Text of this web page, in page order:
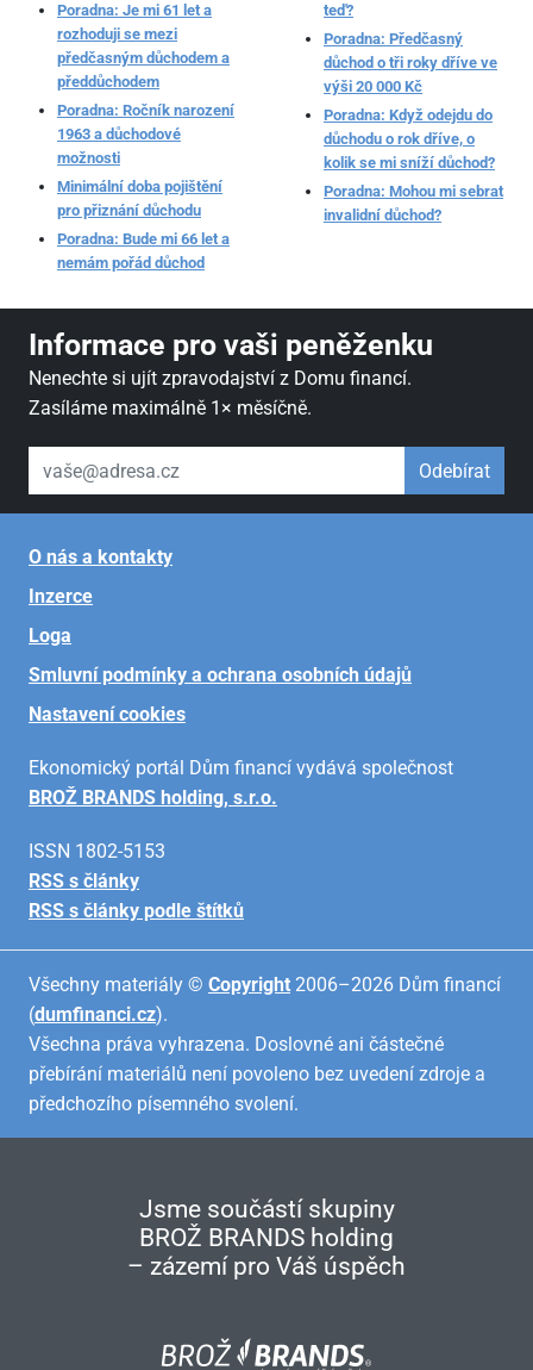
Poradna: Je mi 61 let a
rozhoduji se mezi
předčasným důchodem a
předdůchodem
Poradna: Ročník narození
1963 a důchodové
možnosti
Minimální doba pojištění
pro přiznání důchodu
Poradna: Bude mi 66 let a
nemám pořád důchod
teď?
Poradna: Předčasný
důchod o tři roky dříve ve
výši 20 000 Kč
Poradna: Když odejdu do
důchodu o rok dříve, o
kolik se mi sníží důchod?
Poradna: Mohou mi sebrat
invalidní důchod?
Informace pro vaši peněženku
Nenechte si ujít zpravodajství z Domu financí.
Zasíláme maximálně 1× měsíčně.
váš email Odebírat
O nás a kontakty
Inzerce
Loga
Smluvní podmínky a ochrana osobních údajů
Nastavení cookies
Ekonomický portál Dům financí vydává společnost
BROŽ BRANDS holding, s.r.o.
ISSN 1802-5153
RSS s články
RSS s články podle štítků
Všechny materiály © Copyright 2006–2026 Dům financí
(dumfinanci.cz).
Všechna práva vyhrazena. Doslovné ani částečné
přebírání materiálů není povoleno bez uvedení zdroje a
předchozího písemného svolení.
Jsme součástí skupiny
BROŽ BRANDS holding
– zázemí pro Váš úspěch